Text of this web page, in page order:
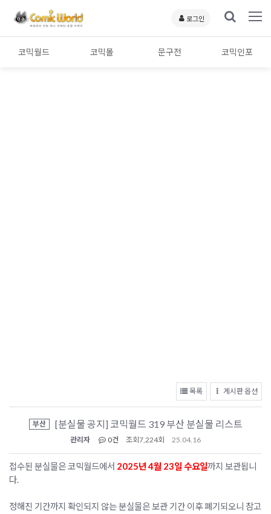
로그인
코믹월드 코믹몰 문구전 코믹인포
목록 게시판 옵션
부산 [분실물 공지] 코믹월드 319 부산 분실물 리스트
관리자 0건 조회 7,224회 25.04.16
접수된 분실물은 코믹월드에서 2025년 4월 23일 수요일까지 보관됩니
다.
정해진 기간까지 확인되지 않는 분실물은 보관 기간 이후 폐기되오니 참고